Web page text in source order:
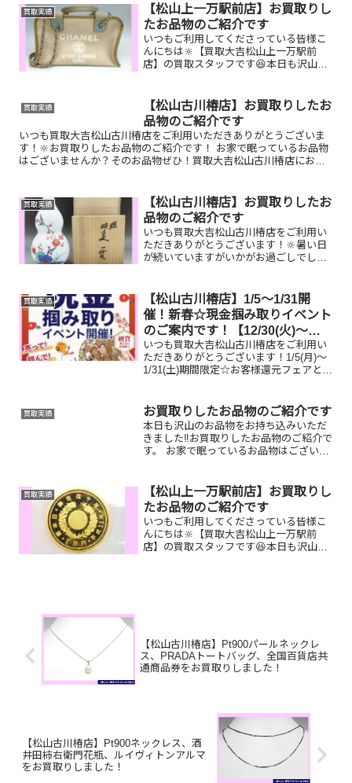
買取実績
【松山上一万駅前店】お買取りし
たお品物のご紹介です
いつもご利用してくださっている皆様こ
んにちは🔆【買取大吉松山上一万駅前
店】の買取スタッフです😆本日も沢山の
ショルダーバッグ／Nikonカメラ／K18ブ
ローチし...
買取実績
【松山古川椿店】お買取りしたお
品物のご紹介です
いつも買取大吉松山古川椿店をご利用いただきありがとうございま
す！🔆お買取りしたお品物のご紹介です！ お家で眠っているお品物
はございませんか？そのお品物ぜひ！買取大吉松山古川椿店にお査
買取実績
【松山古川椿店】お買取りしたお
品物のご紹介です
いつも買取大吉松山古川椿店をご利用い
ただきありがとうございます！🔆暑い日
が続いていますがいかがお過ごしでしょ
お品物のご紹介です！ 酒井田柿右衛門一
輪挿し／ティファニーポ...
買取実績
【松山古川椿店】1/5～1/31開
催！新春☆現金掴み取りイベント
のご案内です！【12/30(火)～
1/4(日)休業です】
いつも買取大吉松山古川椿店をご利用い
ただきありがとうございます！1/5(月)～
1/31(土)期間限定☆お客様還元フェアとし
のお客様限定でご参加いただけます😌(金
券...
買取実績 お買取りしたお品物のご紹介です
本日も沢山のお品物をお持ち込みいただ
きました‼️お買取りしたお品物のご紹介で
す。 お家で眠っているお品物はございま
様のお越しを心よりお待ちしておりま
す！
買取実績
【松山上一万駅前店】お買取りし
たお品物のご紹介です
いつもご利用してくださっている皆様こ
んにちは🔆【買取大吉松山上一万駅前
店】の買取スタッフです😆本日も沢山の
【松山古川椿店】Pt900パールネックレ
ス、PRADAトートバッグ、全国百貨店共
通商品券をお買取りしました！
【松山古川椿店】Pt900ネックレス、酒
井田柿右衛門花瓶、ルイヴィトンアルマ
をお買取りしました！